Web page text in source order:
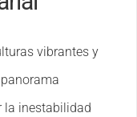
vibrantes y
la inestabilidad